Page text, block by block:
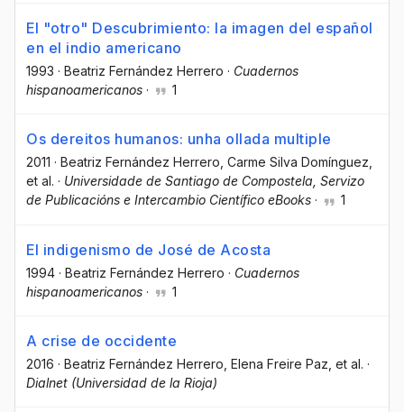
El "otro" Descubrimiento: la imagen del español
en el indio americano
1993 · Beatriz Fernández Herrero · Cuadernos
hispanoamericanos · 1
Os dereitos humanos: unha ollada multiple
2011 · Beatriz Fernández Herrero , Carme Silva Domínguez
et al. · Universidade de Santiago de Compostela, Servizo
de Publicacións e Intercambio Científico eBooks · 1
El indigenismo de José de Acosta
1994 · Beatriz Fernández Herrero · Cuadernos
hispanoamericanos · 1
A crise de occidente
2016 · Beatriz Fernández Herrero , Elena Freire Paz , et al. ·
Dialnet (Universidad de la Rioja)